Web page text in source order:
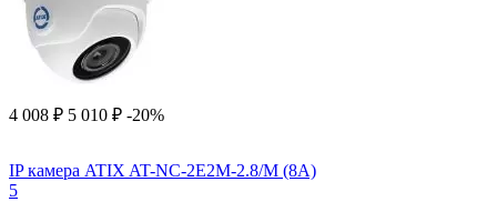
4 008 ₽ 5 010 ₽ -20%
IP камера ATIX AT-NC-2E2M-2.8/M (8A)
5